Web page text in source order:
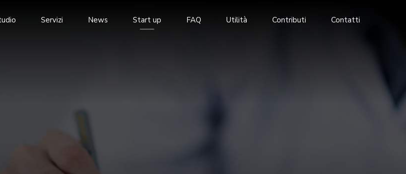
Servizi News Start up FAQ Utilità Contributi Contatti